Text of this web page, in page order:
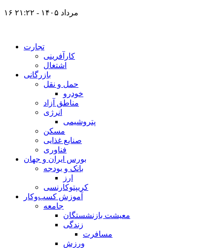
۱۶ مرداد ۱۴۰۵ - ۲۱:۲۲
تجارت
کارآفرینی
اشتغال
بازرگانی
حمل و نقل
خودرو
مناطق آزاد
انرژی
پتروشیمی
مسکن
صنایع غذایی
فناوری
بورس ایران و جهان
بانک و بودجه
ارز
کریپتوکارنسی
آموزش کسب‌وکار
جامعه
معیشت بازنشستگان
زندگی
مسافرت
ورزش